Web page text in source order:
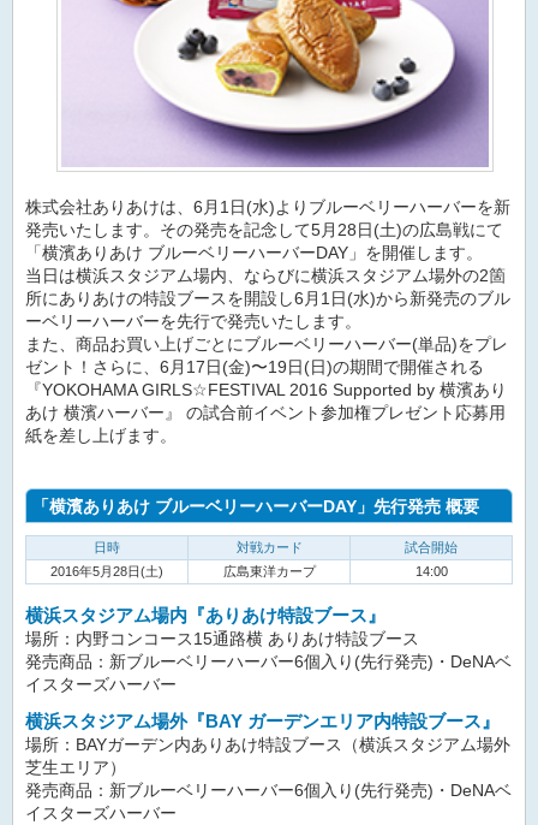
株式会社ありあけは、6月1日(水)よりブルーベリーハーバーを新
発売いたします。その発売を記念して5月28日(土)の広島戦にて
「横濱ありあけ ブルーベリーハーバーDAY」を開催します。
当日は横浜スタジアム場内、ならびに横浜スタジアム場外の2箇
所にありあけの特設ブースを開設し6月1日(水)から新発売のブル
ーベリーハーバーを先行で発売いたします。
また、商品お買い上げごとにブルーベリーハーバー(単品)をプレ
ゼント！さらに、6月17日(金)〜19日(日)の期間で開催される
『YOKOHAMA GIRLS☆FESTIVAL 2016 Supported by 横濱あり
あけ 横濱ハーバー』 の試合前イベント参加権プレゼント応募用
紙を差し上げます。
「横濱ありあけ ブルーベリーハーバーDAY」先行発売 概要
日時 対戦カード
試合開始
2016年5月28日(土)
広島東洋カープ 14:00
横浜スタジアム場内『ありあけ特設ブース』
場所：内野コンコース15通路横 ありあけ特設ブース
発売商品：新ブルーベリーハーバー6個入り(先行発売)・DeNAベ
イスターズハーバー
横浜スタジアム場外『BAY ガーデンエリア内特設ブース』
場所：BAYガーデン内ありあけ特設ブース（横浜スタジアム場外
芝生エリア）
発売商品：新ブルーベリーハーバー6個入り(先行発売)・DeNAベ
イスターズハーバー